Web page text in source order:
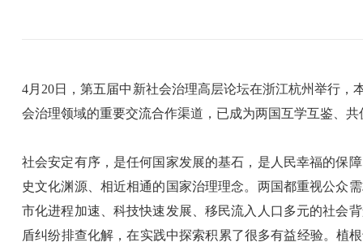
4月20日，第五届中新社会治理高层论坛在浙江杭州举行
会治理领域的重要交流合作渠道，已成为两国互学互鉴、
社会安定有序，是任何国家发展的基石，是人民幸福的保
史文化渊源、相近相通的国家治理理念。两国都重视公众
市化进程加速、科技快速发展、移民流入人口多元的社会
盾纠纷排查化解，在实践中探索积累了很多有益经验。植